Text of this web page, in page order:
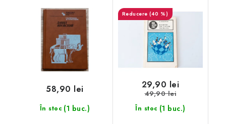
În stoc (1 buc.)
58,90 lei
(40 %)
În stoc (1 buc.)
29,90 lei
49,90 lei